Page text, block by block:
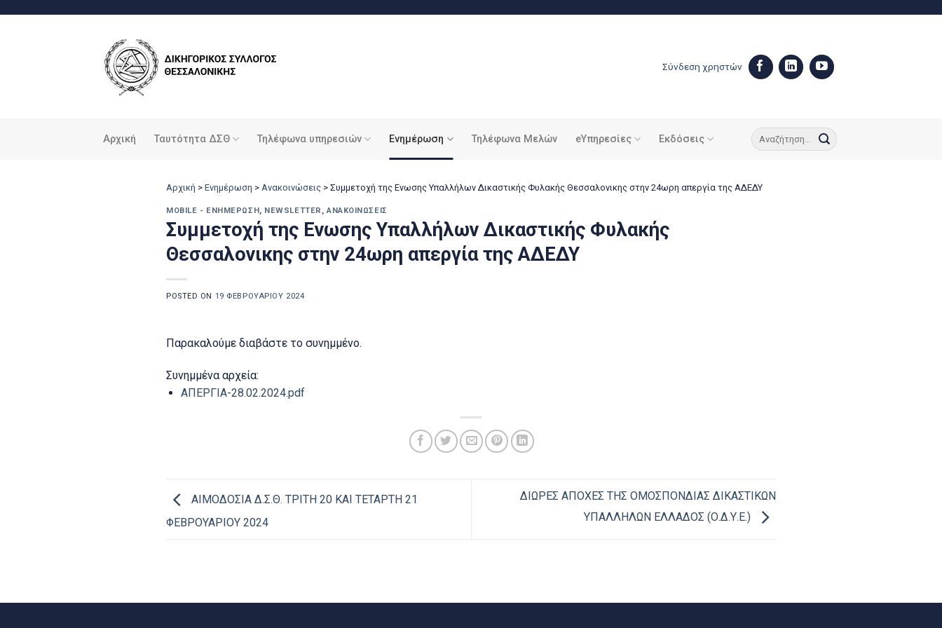
Σύνδεση χρηστών
Αρχική Ταυτότητα ΔΣΘ Τηλέφωνα υπηρεσιών Ενημέρωση Τηλέφωνα Μελών eΥπηρεσίες Εκδόσεις
Αρχική > Ενημέρωση > Ανακοινώσεις > Συμμετοχή της Ενωσης Υπαλλήλων Δικαστικής Φυλακής Θεσσαλονικης στην 24ωρη απεργία της ΑΔΕΔΥ
MOBILE - ΕΝΗΜΈΡΩΣΗ, NEWSLETTER ,ΑΝΑΚΟΙΝΏΣΕΙΣ
Συμμετοχή της Ενωσης Υπαλλήλων Δικαστικής Φυλακής
Θεσσαλονικης στην 24ωρη απεργία της ΑΔΕΔΥ
POSTED ON 19 ΦΕΒΡΟΥΑΡΊΟΥ 2024
Παρακαλούμε διαβάστε το συνημμένο.
Συνημμένα αρχεία:
ΑΠΕΡΓΙΑ-28.02.2024.pdf
ΑΙΜΟΔΟΣΙΑ Δ.Σ.Θ. ΤΡΙΤΗ 20 ΚΑΙ ΤΕΤΑΡΤΗ 21
ΦΕΒΡΟΥΑΡΙΟΥ 2024
ΔΙΩΡΕΣ ΑΠΟΧΕΣ ΤΗΣ ΟΜΟΣΠΟΝΔΙΑΣ ΔΙΚΑΣΤΙΚΩΝ
ΥΠΑΛΛΗΛΩΝ ΕΛΛΑΔΟΣ (Ο.Δ.Υ.Ε.)